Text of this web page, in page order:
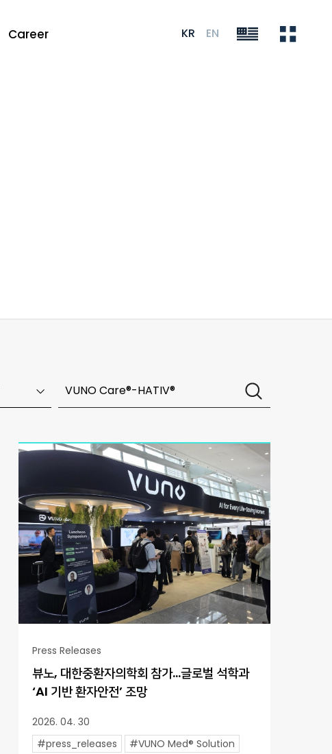
Career KR EN
Press Releases
뷰노, 대한중환자의학회 참가…글로벌 석학과
‘AI 기반 환자안전’ 조망
2026. 04. 30
#press_releases
#VUNO Med® Solution